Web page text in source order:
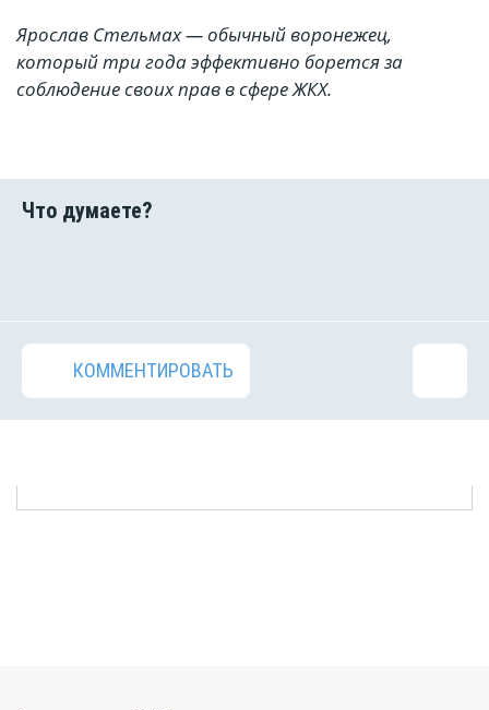
Ярослав Стельмах — обычный воронежец,
который три года эффективно борется за
соблюдение своих прав в сфере ЖКХ.
КОММЕНТИРОВАТЬ